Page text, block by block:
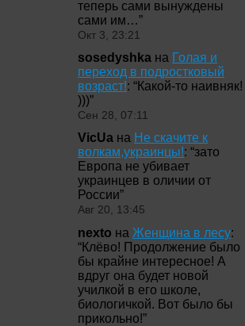
теперь сами вынуждены
сами им…”
Окт 3, 23:21
sosedyshka на Голая и
переход в подростковый
возраст!: “Какой-то наивняк!
)))”
Сен 28, 07:11
VicUa на Не скачите к
волкам,украинцы!: “зато
Европа не убивает
украинцев в оличии от
России”
Авг 20, 13:45
nexto на Женщина в лесу:
“Клёво! Продолжение было
бы крайне интересное! А
вдруг она будет новой
училкой в его школе,
биологичкой. Вот было бы
прикольно!”